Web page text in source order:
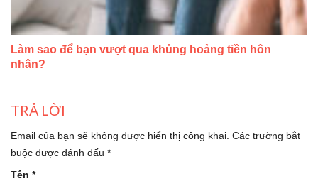
Làm sao để bạn vượt qua khủng hoảng tiền hôn
nhân?
TRẢ LỜI
Email của bạn sẽ không được hiển thị công khai. Các trường bắt
buộc được đánh dấu *
Tên *